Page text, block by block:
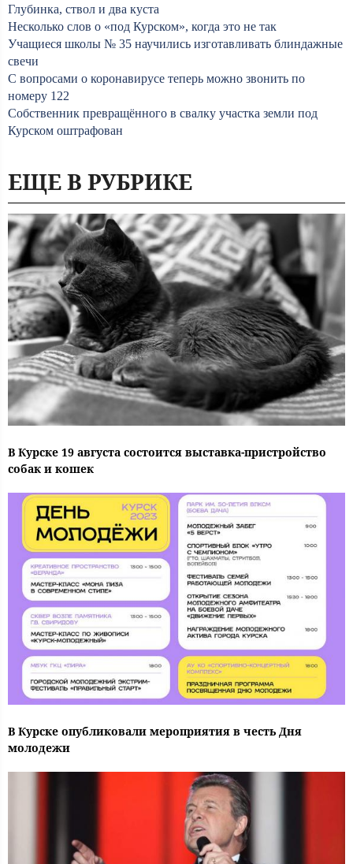
Глубинка, ствол и два куста
Несколько слов о «под Курском», когда это не так
Учащиеся школы № 35 научились изготавливать блиндажные
свечи
С вопросами о коронавирусе теперь можно звонить по
номеру 122
Собственник превращённого в свалку участка земли под
Курском оштрафован
ЕЩЕ В РУБРИКЕ
В Курске 19 августа состоится выставка-пристройство
собак и кошек
В Курске опубликовали мероприятия в честь Дня
молодежи